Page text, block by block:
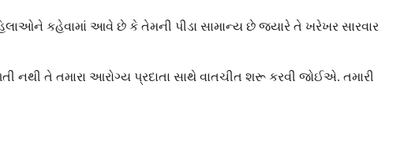
કહેવામાં આવે છે કે તેમની પીડા સામાન્ય છે જ્યારે તે ખરેખર સારવાર
નથી તે તમારા આરોગ્ય પ્રદાતા સાથે વાતચીત શરૂ કરવી જોઈએ. તમારી